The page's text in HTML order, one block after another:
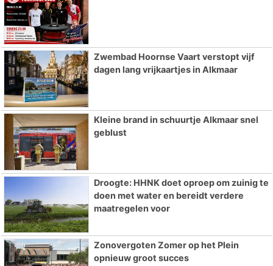
Zwembad Hoornse Vaart verstopt vijf
dagen lang vrijkaartjes in Alkmaar
Kleine brand in schuurtje Alkmaar snel
geblust
Droogte: HHNK doet oproep om zuinig te
doen met water en bereidt verdere
maatregelen voor
Zonovergoten Zomer op het Plein
opnieuw groot succes